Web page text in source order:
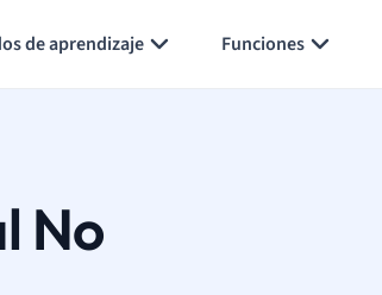
de aprendizaje Funciones
No